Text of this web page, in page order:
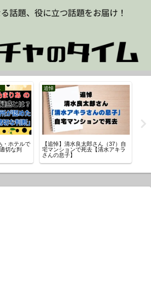
人
・ホテルで
切な判
追悼
【追悼】清水良太郎さん（37）自
宅マンションで死去【清水アキラ
さんの息子】